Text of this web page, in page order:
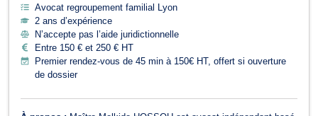
Avocat regroupement familial Lyon
2 ans d’expérience
N’accepte pas l’aide juridictionnelle
Entre 150 € et 250 € HT
Premier rendez-vous de 45 min à 150€ HT, offert si ouverture
de dossier